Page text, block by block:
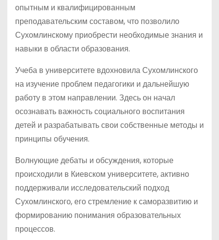
опытным и квалифицированным
преподавательским составом, что позволило
Сухомлинскому приобрести необходимые знания и
навыки в области образования.
Учеба в университете вдохновила Сухомлинского
на изучение проблем педагогики и дальнейшую
работу в этом направлении. Здесь он начал
осознавать важность социального воспитания
детей и разрабатывать свои собственные методы и
принципы обучения.
Волнующие дебаты и обсуждения, которые
происходили в Киевском университете, активно
поддерживали исследовательский подход
Сухомлинского, его стремление к саморазвитию и
формированию понимания образовательных
процессов.